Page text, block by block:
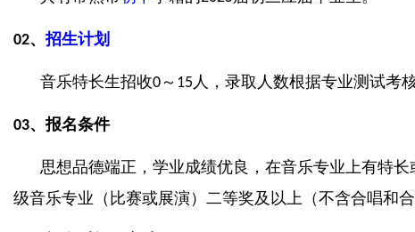
02、招生计划
音乐特长生招收0～ 15 人，录取人数根据专业测试考
03、报名条件
思想品德端正，学业成绩优良，在音乐专业上有特
级音乐专业（比赛或展演）二等奖及以上（不含合唱和